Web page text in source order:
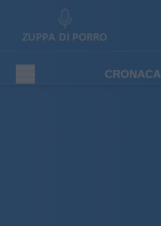
ZUPPA DI PORRO
CRONACA